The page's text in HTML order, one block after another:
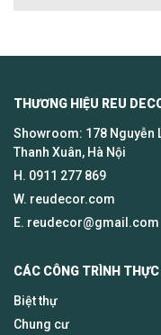
THƯƠNG HIỆU REU
Showroom: 178 Nguyễn
Thanh Xuân, Hà Nội
H. 0911 277 869
W. reudecor.com
E. reudecor@gmail.com
CÁC CÔNG TRÌNH THỰC
Biệt thự
Chung cư